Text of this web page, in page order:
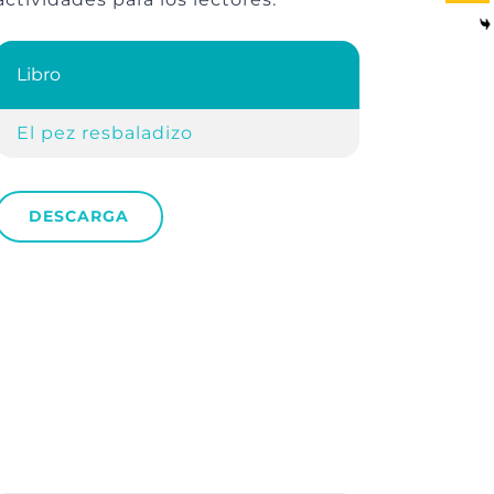
Libro
El pez resbaladizo
DESCARGA